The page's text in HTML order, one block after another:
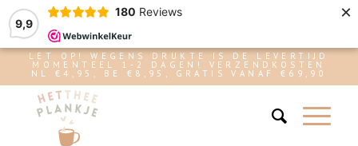
9,9
180 Reviews ×
LET OP! WEGENS DRUKTE IS DE LEVERTIJD
MOMENTEEL 1-2 DAGEN! VERZENDKOSTEN
NL €4,95, BE €8,95, GRATIS VANAF €69,90